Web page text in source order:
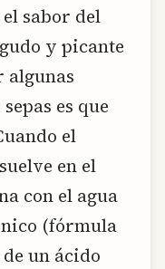
sabor del
y picante
algunas
es que
el
en el
con el agua
(fórmula
un ácido